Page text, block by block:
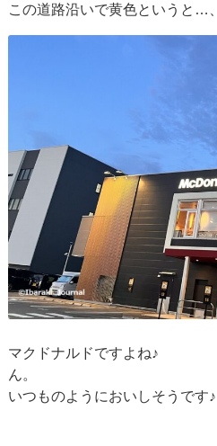
この道路沿いで黄色というと…、
マクドナルドですよね♪
ん。
いつものようにおいしそうです♪